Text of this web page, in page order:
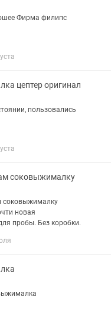
Состояние хорошее Фирма филипс
цептер оригинал
пользовались
соковыжималку
соковыжималку
новая
пробы. Без коробки.